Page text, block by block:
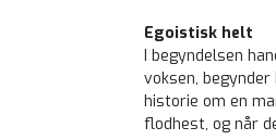
Egoistisk helt
I begyndelsen
voksen,
historie om en
flodhest, og når